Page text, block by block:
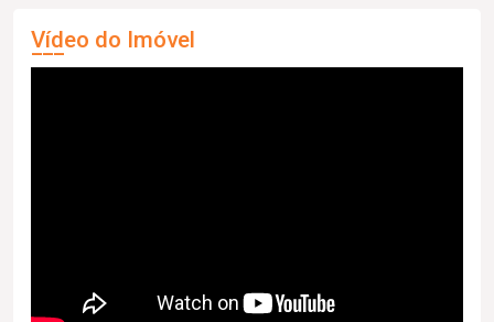
Vídeo do Imóvel